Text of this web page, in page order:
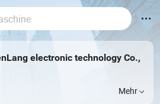
electronic technology Co.,
Mehr